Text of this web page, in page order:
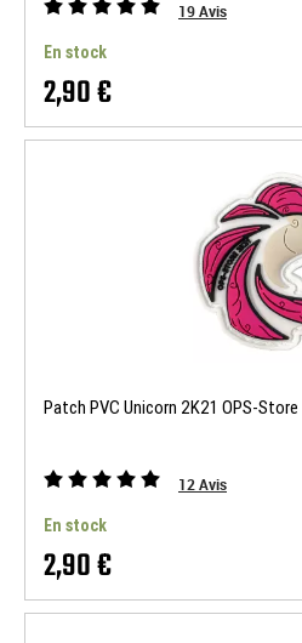
19Avis
En stock
2,90 €
Patch PVC Unicorn 2K21 OPS-Store
12Avis
En stock
2,90 €